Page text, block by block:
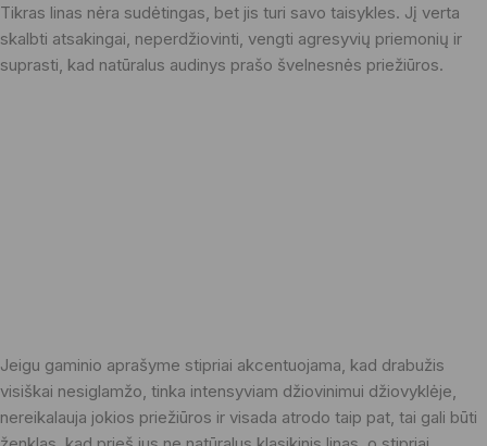
Tikras linas nėra sudėtingas, bet jis turi savo taisykles. Jį verta
skalbti atsakingai, neperdžiovinti, vengti agresyvių priemonių ir
suprasti, kad natūralus audinys prašo švelnesnės priežiūros.
Jeigu gaminio aprašyme stipriai akcentuojama, kad drabužis
visiškai nesiglamžo, tinka intensyviam džiovinimui džiovyklėje,
nereikalauja jokios priežiūros ir visada atrodo taip pat, tai gali būti